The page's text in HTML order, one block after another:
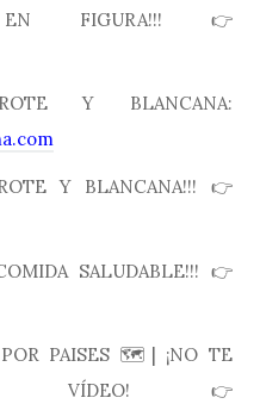
EN FIGURA!!! 👉
Y BLANCANA:
Y BLANCANA!!! 👉
SALUDABLE!!! 👉
PAISES 🗺| ¡NO TE
VÍDEO! 👉